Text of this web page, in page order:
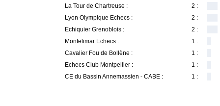
La Tour de Chartreuse :
2 :
Lyon Olympique Echecs :
2 :
Echiquier Grenoblois :
2 :
Montelimar Echecs :
1 :
Cavalier Fou de Bollène :
1 :
Echecs Club Montpellier :
1 :
CE du Bassin Annemassien - CABE :
1 :